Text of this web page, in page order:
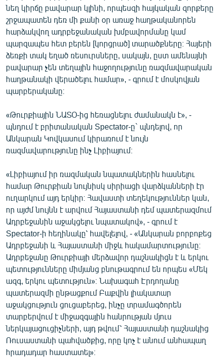
նեղ կիրճը բավարար կլինի, որպեսզի հայկական զորքերը
շրջապատեն դեռ մի քանի օր առաջ հաղթականորեն
հարձակվող ադրբեջանական խմբավորմանը կամ
պարզապես հետ բերեն [կորցրած] տարածքները։ Հայերի
ձեռքի տակ եղած ռեսուրսները, սակայն, ըստ ամենայնի
բավարար չեն տեղային հաջողությունը ռազմավարական
հաղթանակի վերածելու համար», - գրում է մոսկովյան
պարբերականը։
«Թուրքիային ՆԱՏՕ-ից հեռացնելու ժամանակն է», -
պնդում է բրիտանական Spectator-ը` պնդելով, որ
Անկարան Կովկասում կիրառում է նույն
ռազմավարությունը ինչ Լիբիայում։
«Լիբիայում իր ռազմական նպատակներին հասնելու
համար Թուրքիան նույնիսկ սիրիացի վարձկանների էր
ուղարկում այդ երկիր։ Հավաստի տեղեկություններ կան,
որ այժմ նույնն է արվում Հայաստանի դեմ պատերազմում
Ադրբեջանին աջակցելու նպատակով», - գրում է
Spectator-ի հեղինակը՝ հավելելով, - «Անկարան բորբոքեց
Ադրբեջանի և Հայաստանի միջև հակամարտությունը։
Ադրբեջանը Թուրքիայի մերձավոր դաշնակիցն է և երկու
պետությունները միմյանց բնութագրում են որպես «Մեկ
ազգ, երկու պետություն»։ Նախագահ Էրդողանը
պատերազմի ընթացքում Բաքվին լիակատար
աջակցություն ցուցաբերեց, ինչը տրամագծորեն
տարբերվում է միջազգային հանրության մյուս
ներկայացուցիչների, այդ թվում՝ Հայաստանի դաշնակից
Ռուսաստանի պահվածքից, որը կոչ է անում անհապաղ
հրադադար հաստատել»։